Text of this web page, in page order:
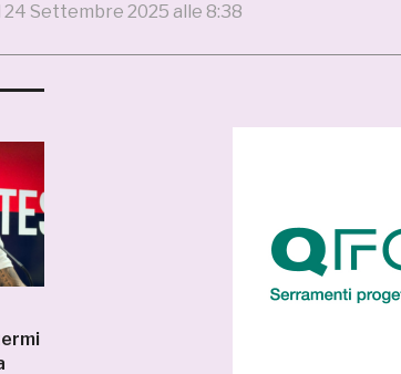
24 Settembre 2025 alle 8:38